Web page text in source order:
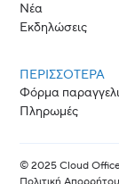
Νέα
Εκδηλώσεις
ΠΕΡΙΣΣΟΤΕΡΑ
Φόρμα
Πληρωμές
© 2025 Cloud